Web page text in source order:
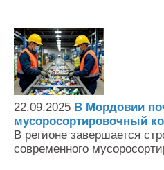
22.09.2025 В Мордовии
мусоросортировочный
В регионе завершается
современного